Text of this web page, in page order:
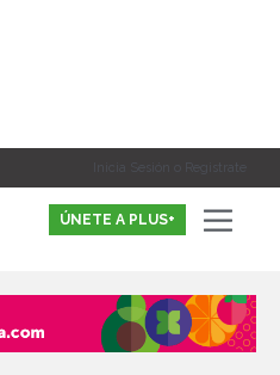
Inicia Sesión o Registrate
ÚNETE A PLUS+